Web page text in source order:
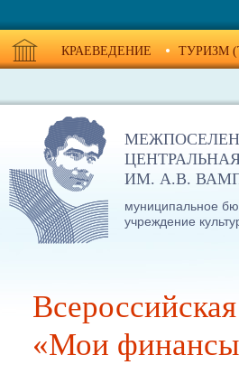
КРАЕВЕДЕНИЕ ТУРИЗМ
ИМ. А.В.
муниципальное
учреждение
«Мои